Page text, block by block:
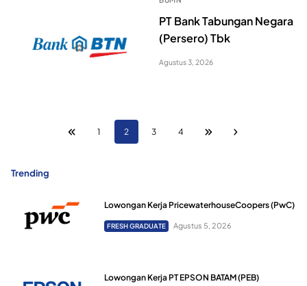
PT Bank Tabungan Negara
(Persero) Tbk
Agustus 3, 2026
1 2 3 4
Trending
Lowongan Kerja PricewaterhouseCoopers (PwC)
FRESH GRADUATE Agustus 5, 2026
Lowongan Kerja PT EPSON BATAM (PEB)